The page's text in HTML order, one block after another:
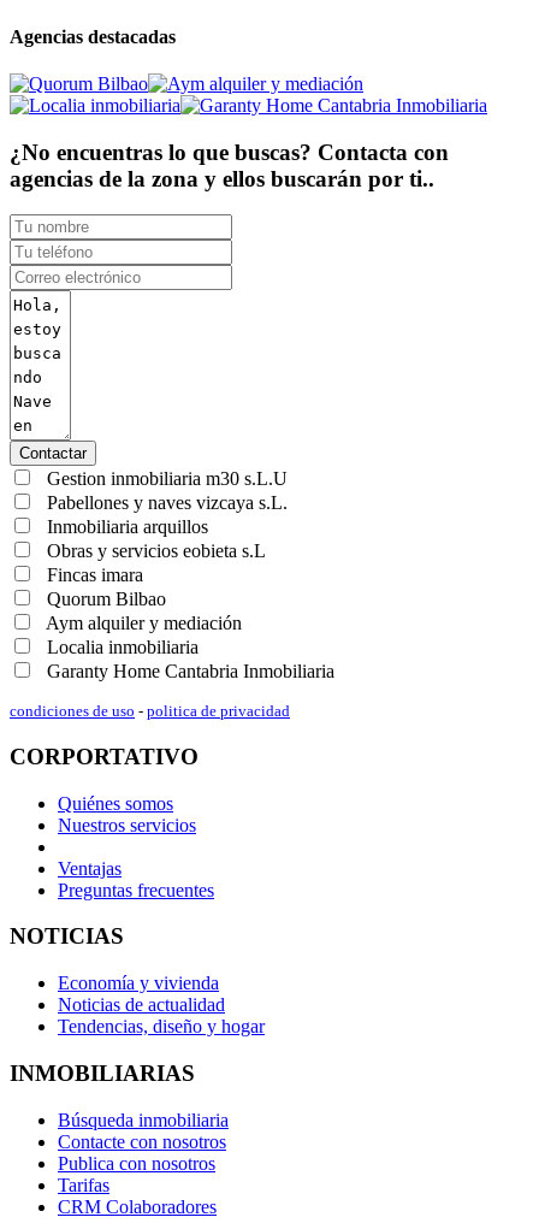
Agencias destacadas
¿No encuentras lo que buscas? Contacta con
agencias de la zona y ellos buscarán por ti..
Contactar
Gestion inmobiliaria m30 s.L.U
Pabellones y naves vizcaya s.L.
Inmobiliaria arquillos
Obras y servicios eobieta s.L
Fincas imara
Quorum Bilbao
Aym alquiler y mediación
Localia inmobiliaria
Garanty Home Cantabria Inmobiliaria
condiciones de uso - politica de privacidad
CORPORTATIVO
Quiénes somos
Nuestros servicios
Ventajas
Preguntas frecuentes
NOTICIAS
Economía y vivienda
Noticias de actualidad
Tendencias, diseño y hogar
INMOBILIARIAS
Búsqueda inmobiliaria
Contacte con nosotros
Publica con nosotros
Tarifas
CRM Colaboradores